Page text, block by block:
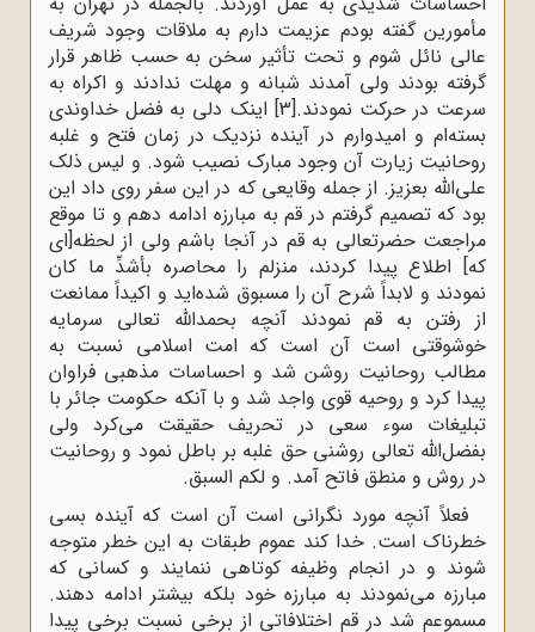
مأمورین گفته بودم عزیمت دارم به ملاقات وجود شریف
عالى نائل شوم و تحت تأثیر سخن به حسب ظاهر قرار
گرفته بودند ولى آمدند شبانه و مهلت ندادند و اکراه به
سرعت در حرکت نمودند.[3] اینک دلى به فضل خداوندى
بسته‌ام و امیدوارم در آینده نزدیک در زمان فتح و غلبه
روحانیت زیارت آن وجود مبارک نصیب شود. و لیس ذلک
على‌اللّه‌ بعزیز. از جمله وقایعى که در این سفر روى داد این
بود که تصمیم گرفتم در قم به مبارزه ادامه دهم و تا موقع
مراجعت حضرتعالى به قم در آنجا باشم ولى از لحظه[ای
که] اطلاع پیدا کردند، منزلم را محاصره بأشدِّ ما کان
نمودند و لابداً شرح آن را مسبوق شده‌اید و اکیداً ممانعت
از رفتن به قم نمودند آنچه بحمداللّه‌ تعالى سرمایه
خوشوقتى است آن است که امت اسلامى نسبت به
مطالب روحانیت روشن شد و احساسات مذهبى فراوان
پیدا کرد و روحیه قوى واجد شد و با آنکه حکومت جائر با
تبلیغات سوء سعى در تحریف حقیقت مى‌کرد ولى
بفضل‌الله‌ تعالى روشنى حق غلبه بر باطل نمود و روحانیت
در روش و منطق فاتح آمد. و لکم السبق.
فعلاً آنچه مورد نگرانى است آن است که آینده بسى
خطرناک است. خدا کند عموم طبقات به این خطر متوجه
شوند و در انجام وظیفه کوتاهى ننمایند و کسانى که
مبارزه مى‌نمودند به مبارزه خود بلکه بیشتر ادامه دهند.
مسموعم شد در قم اختلافاتى از برخى نسبت برخى پیدا